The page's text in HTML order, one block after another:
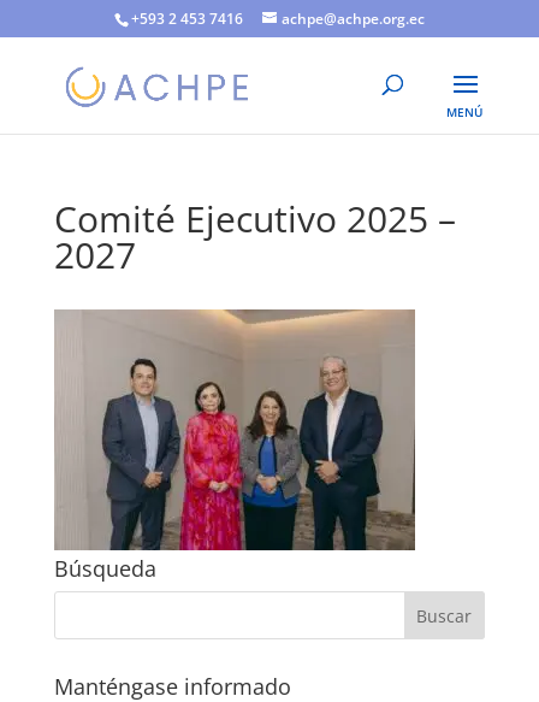
+593 2 453 7416 achpe@achpe.org.ec
Comité Ejecutivo 2025 –
2027
Búsqueda
Manténgase informado